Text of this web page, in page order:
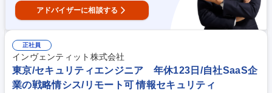
アドバイザーに相談する
正社員
インヴェンティット株式会社
東京/セキュリティエンジニア 年休123日/自社SaaS企
業の戦略情シス/リモート可 情報セキュリティ